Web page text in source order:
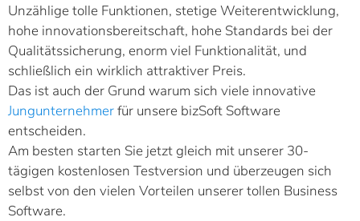
Unzählige tolle Funktionen, stetige Weiterentwicklung,
hohe innovationsbereitschaft, hohe Standards bei der
Qualitätssicherung, enorm viel Funktionalität, und
schließlich ein wirklich attraktiver Preis.
Das ist auch der Grund warum sich viele innovative
Jungunternehmerfür unsere bizSoft Software
entscheiden.
Am besten starten Sie jetzt gleich mit unserer 30-
tägigen kostenlosen Testversion und überzeugen sich
selbst von den vielen Vorteilen unserer tollen Business
Software.